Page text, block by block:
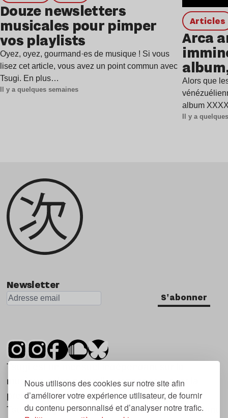
Nous utilisons des cookies sur notre site afin
d’améliorer votre expérience utilisateur, de fournir
du contenu personnalisé et d’analyser notre trafic.
Douze newsletters
musicales pour pimper
vos playlists
Oyez, oyez, gourmand·es de musique ! Si vous
lisez cet article, vous avez un point commun avec
Tsugi. En plus…
Il y a quelques semaines
Articles
Arca
Alors que
album
Il y a
Newsletter
S'abonner
Tsugi est un mensuel indépendant sur la
musique et les nouvelles tendances, dont la
première parution date de 2007.
Tsugi en japonais signifie « prochain », « suivant